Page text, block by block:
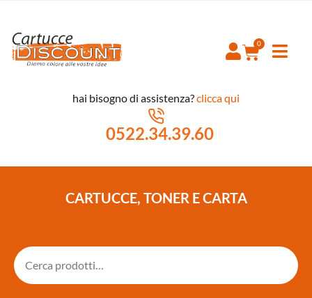
hai bisogno di assistenza?clicca qui
0522.34.39.60
CARTUCCE, TONER E CARTA